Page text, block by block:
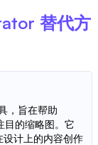
替代方
，旨在帮助
目的缩略图。它
计上的内容创作